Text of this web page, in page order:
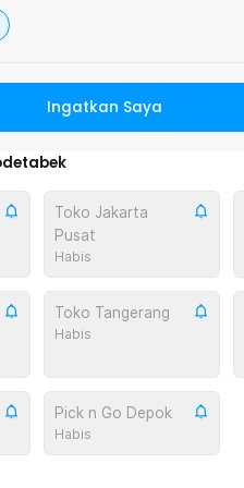
Ingatkan Saya
Toko Jakarta
Pusat
Habis
Toko Tangerang
Habis
Pick n Go Depok
Habis